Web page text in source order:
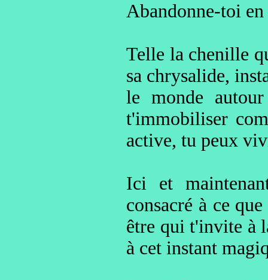
Abandonne-toi
Telle la chenille
sa chrysalide,
le monde
t'immobiliser
active, tu peux
Ici et
consacré à ce
être qui t'invite à
à cet instant